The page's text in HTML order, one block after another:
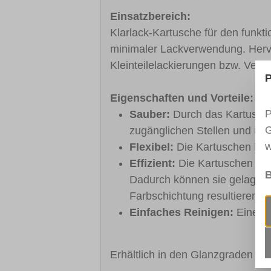
Einsatzbereich:
Klarlack-Kartusche für den
minimaler Lackverwendung.
Kleinteilelackierungen bzw.
Eigenschaften und Vorteile:
Sauber: Durch das
zugänglichen Stellen und
Flexibel: Die Kartuschen
Effizient: Die Kartuschen
Dadurch können sie
Farbschichtung resultieren
Einfaches Reinigen: Eine
Erhältlich in den Glanzgraden